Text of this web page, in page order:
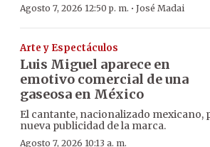
Agosto 7, 2026 12:50 p. m. · José Madai
Arte y Espectáculos
Luis Miguel aparece en
emotivo comercial de una
gaseosa en México
El cantante, nacionalizado mexicano,
nueva publicidad de la marca.
Agosto 7, 2026 10:13 a. m.